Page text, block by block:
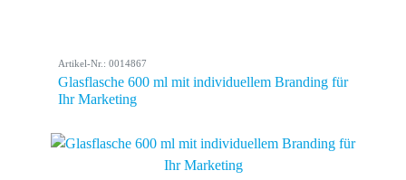
Artikel-Nr.: 0014867
Glasflasche 600 ml mit individuellem Branding für
Ihr Marketing